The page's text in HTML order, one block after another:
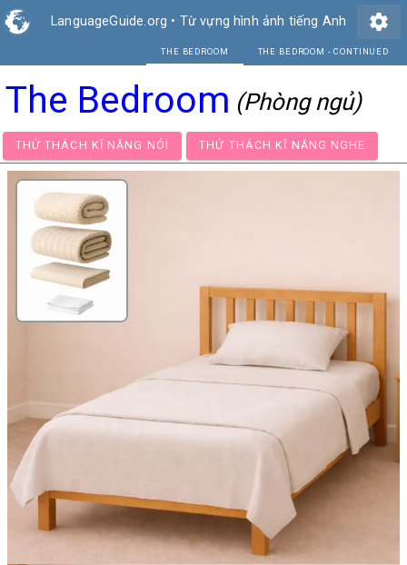
LanguageGuide.org • Từ vựng hình ảnh tiếng Anh settings
The Bedroom (Phòng ngủ)
THỬ THÁCH KĨ NĂNG NÓI THỬ THÁCH KĨ NĂNG